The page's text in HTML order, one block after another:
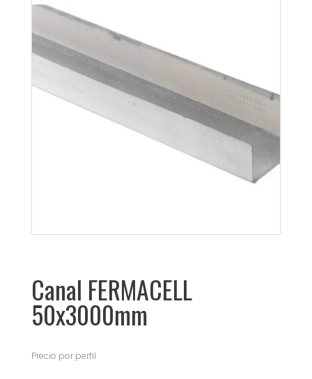
Canal FERMACELL
50x3000mm
Precio por perfil